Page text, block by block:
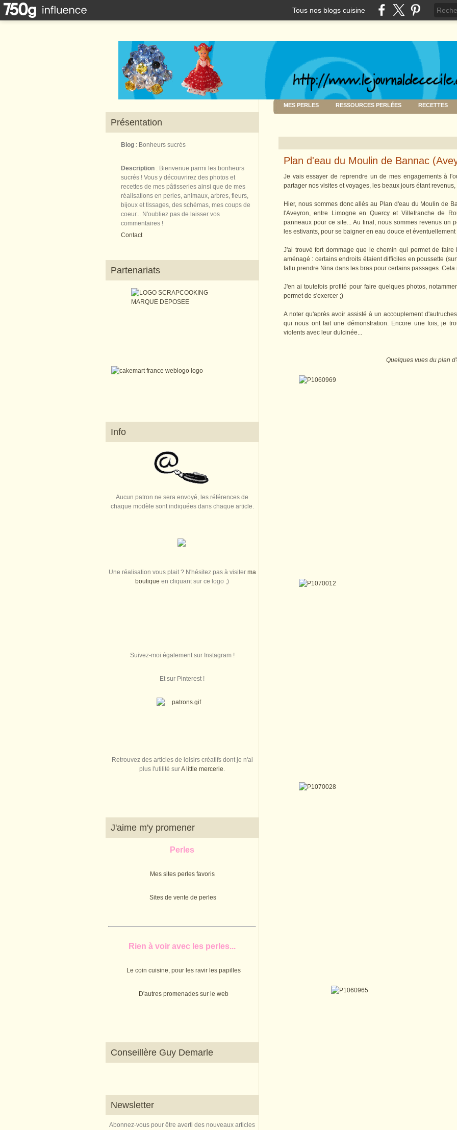
Tous nos blogs cuisine
Présentation
Blog : Bonheurs sucrés
Description : Bienvenue parmi les bonheurs
sucrés ! Vous y découvrirez des photos et
recettes de mes pâtisseries ainsi que de mes
réalisations en perles, animaux, arbres, fleurs,
bijoux et tissages, des schémas, mes coups de
coeur... N'oubliez pas de laisser vos
commentaires !
Contact
Partenariats
Info
Aucun patron ne sera envoyé, les références de
chaque modèle sont indiquées dans chaque article.
Une réalisation vous plait ? N'hésitez pas à visiter ma
boutique en cliquant sur ce logo ;)
Suivez-moi également sur Instagram !
Et sur Pinterest !
Retrouvez des articles de loisirs créatifs dont je n'ai
plus l'utilité surA little mercerie.
J'aime m'y promener
Perles
Mes sites perles favoris
Sites de vente de perles
Rien à voir avec les perles...
Le coin cuisine, pour les ravir les papilles
D'autres promenades sur le web
Conseillère Guy Demarle
Newsletter
Abonnez-vous pour être averti des nouveaux articles
MES PERLES RESSOURCES PERLÉES RECETTES
Plan d'eau du Moulin de Bannac
Je vais essayer de reprendre un de mes engagements à
partager nos visites et voyages, les beaux jours étant
Hier, nous sommes donc allés au Plan d'eau du Moulin de
l'Aveyron, entre Limogne en Quercy et Villefranche de
panneaux pour ce site... Au final, nous sommes revenus un
les estivants, pour se baigner en eau douce et
J'ai trouvé fort dommage que le chemin qui permet de
aménagé : certains endroits étaient difficiles en poussette
fallu prendre Nina dans les bras pour certains passages.
J'en ai toutefois profité pour faire quelques photos,
permet de s'exercer ;)
A noter qu'après avoir assisté à un accouplement
qui nous ont fait une démonstration. Encore une fois, je
violents avec leur dulcinée...
Quelques vues du plan